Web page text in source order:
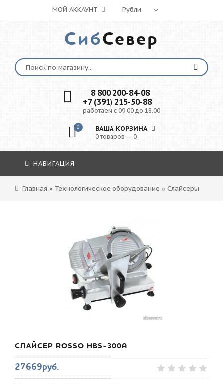
МОЙ АККАУНТ
СибСевер
8 800 200-84-08
+7 (391) 215-50-88
работаем с 09.00 до 18.00
0 ВАША КОРЗИНА
0 товаров — 0
НАВИГАЦИЯ
Главная » Технологическое оборудование » Слайсеры
СЛАЙСЕР ROSSO HBS-300A
27669руб.